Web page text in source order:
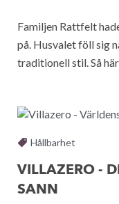
Familjen Rattfelt
på. Husvalet föll sig
traditionell stil. Så här
Hållbarhet
VILLAZERO -
SANN